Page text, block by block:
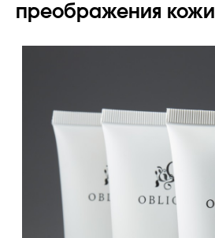
преображения кожи